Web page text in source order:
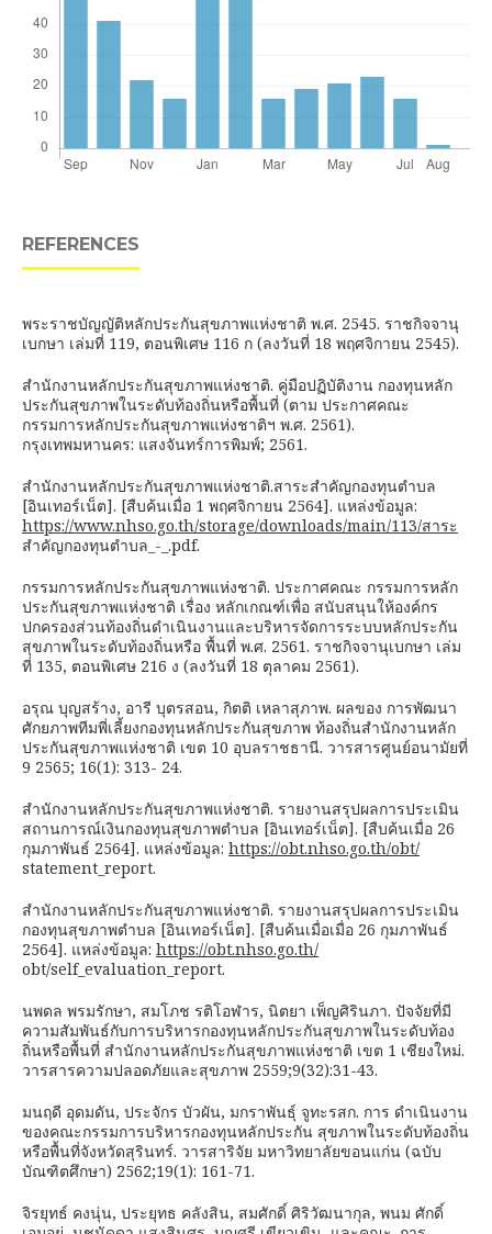
REFERENCES
พระราชบัญญัติหลักประกันสุขภาพแห่งชาติ พ.ศ. 2545. ราชกิจจานุ
เบกษา เล่มที่ 119, ตอนพิเศษ 116 ก (ลงวันที่ 18 พฤศจิกายน 2545).
สำนักงานหลักประกันสุขภาพแห่งชาติ. คู่มือปฏิบัติงาน กองทุนหลัก
ประกันสุขภาพในระดับท้องถิ่นหรือพื้นที่ (ตาม ประกาศคณะ
กรรมการหลักประกันสุขภาพแห่งชาติฯ พ.ศ. 2561).
กรุงเทพมหานคร: แสงจันทร์การพิมพ์; 2561.
สำนักงานหลักประกันสุขภาพแห่งชาติ.สาระสำคัญกองทุนตำบล
[อินเทอร์เน็ต]. [สืบค้นเมื่อ 1 พฤศจิกายน 2564]. แหล่งข้อมูล:
https://www.nhso.go.th/storage/downloads/main/113/สาระ
สำคัญกองทุนตำบล_-_.pdf.
กรรมการหลักประกันสุขภาพแห่งชาติ. ประกาศคณะ กรรมการหลัก
ประกันสุขภาพแห่งชาติ เรื่อง หลักเกณฑ์เพื่อ สนับสนุนให้องค์กร
ปกครองส่วนท้องถิ่นดำเนินงานและบริหารจัดการระบบหลักประกัน
สุขภาพในระดับท้องถิ่นหรือ พื้นที่ พ.ศ. 2561. ราชกิจจานุเบกษา เล่ม
ที่ 135, ตอนพิเศษ 216 ง (ลงวันที่ 18 ตุลาคม 2561).
อรุณ บุญสร้าง, อารี บุตรสอน, กิตติ เหลาสุภาพ. ผลของ การพัฒนา
ศักยภาพทีมพี่เลี้ยงกองทุนหลักประกันสุขภาพ ท้องถิ่นสำนักงานหลัก
ประกันสุขภาพแห่งชาติ เขต 10 อุบลราชธานี. วารสารศูนย์อนามัยที่
9 2565; 16(1): 313- 24.
สำนักงานหลักประกันสุขภาพแห่งชาติ. รายงานสรุปผลการประเมิน
สถานการณ์เงินกองทุนสุขภาพตำบล [อินเทอร์เน็ต]. [สืบค้นเมื่อ 26
กุมภาพันธ์ 2564]. แหล่งข้อมูล: https://obt.nhso.go.th/obt/
statement_report.
สำนักงานหลักประกันสุขภาพแห่งชาติ. รายงานสรุปผลการประเมิน
กองทุนสุขภาพตำบล [อินเทอร์เน็ต]. [สืบค้นเมื่อเมื่อ 26 กุมภาพันธ์
2564]. แหล่งข้อมูล: https://obt.nhso.go.th/
obt/self_evaluation_report.
นพดล พรมรักษา, สมโภช รติโอฬาร, นิตยา เพ็ญศิรินภา. ปัจจัยที่มี
ความสัมพันธ์กับการบริหารกองทุนหลักประกันสุขภาพในระดับท้อง
ถิ่นหรือพื้นที่ สำนักงานหลักประกันสุขภาพแห่งชาติ เขต 1 เชียงใหม่.
วารสารความปลอดภัยและสุขภาพ 2559;9(32):31-43.
มนฤดี อุดมดัน, ประจักร บัวผัน, มกราพันธุ์ จูทะรสก. การ ดำเนินงาน
ของคณะกรรมการบริหารกองทุนหลักประกัน สุขภาพในระดับท้องถิ่น
หรือพื้นที่จังหวัดสุรินทร์. วารสาริจัย มหาวิทยาลัยขอนแก่น (ฉบับ
บัณฑิตศึกษา) 2562;19(1): 161-71.
จิรยุทธ์ คงนุ่น, ประยุทธ คลังสิน, สมศักดิ์ ศิริวัฒนากุล, พนม ศักดิ์